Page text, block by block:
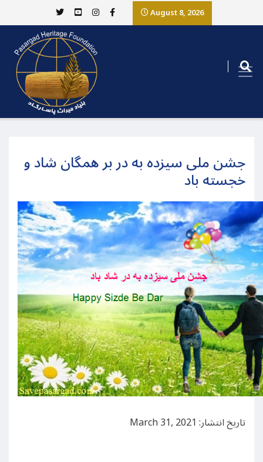
August 8, 2026
جشن ملی سیزده به در بر همگان شاد و
خجسته باد
تاریخ انتشار: March 31, 2021